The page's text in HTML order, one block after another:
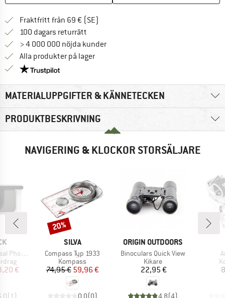
Fraktfritt från 69 € (SE)
100 dagars returrätt
> 4 000 000 nöjda kunder
Alla produkter på lager
Trust Pilot-garanti - hitta all information här!
MATERIALUPPGIFTER & KÄNNETECKEN
PRODUKTBESKRIVNING
NAVIGERING & KLOCKOR STORSÄLJARE
Case
pris
€
(1 )
VARUMÄRKE
SILVA
Produkter
Compass Typ 1933
Produktgrupp
Kompass
Pris
74,95 € Reducerat pris
59,96 €
0,0(0)
Rabatt
20%
VARUMÄRKE
ORIGIN OUTDOORS
Produkter
Binoculars Quick View
Produktgrupp
Kikare
Pris
22,95 €
4,8(4)